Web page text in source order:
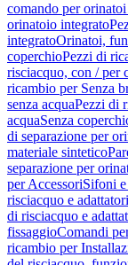
comando per
orinatoio integrato
integratoOrinatoi,
coperchioPezzi di
risciacquo, con / per
ricambio per Senza
senza acquaPezzi di
acquaSenza
di separazione per
materiale sintetico
separazione per
per AccessoriSifoni
risciacquo e adattatori
di risciacquo e
fissaggioComandi
ricambio per